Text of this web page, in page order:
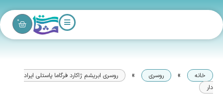
0
خانه » روسری »
روسری ابریشم ژاکارد فرگاما پاستلی ایراد
دار